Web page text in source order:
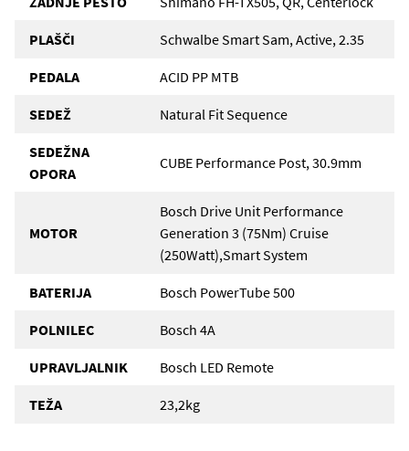
PLAŠČI Schwalbe Smart Sam, Active, 2.35
PEDALA ACID PP MTB
SEDEŽ Natural Fit Sequence
SEDEŽNA
OPORA
CUBE Performance Post, 30.9mm
MOTOR
Bosch Drive Unit Performance
Generation 3 (75Nm) Cruise
(250Watt),Smart System
BATERIJA Bosch PowerTube 500
POLNILEC Bosch 4A
UPRAVLJALNIK Bosch LED Remote
TEŽA 23,2kg